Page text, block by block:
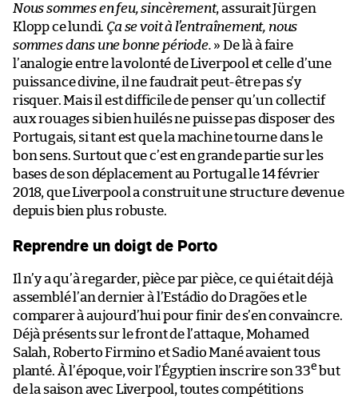
Nous sommes en feu, sincèrement, assurait Jürgen
Klopp ce lundi. Ça se voit à l’entraînement, nous
sommes dans une bonne période. » De là à faire
l’analogie entre la volonté de Liverpool et celle d’une
puissance divine, il ne faudrait peut-être pas s’y
risquer. Mais il est difficile de penser qu’un collectif
aux rouages si bien huilés ne puisse pas disposer des
Portugais, si tant est que la machine tourne dans le
bon sens. Surtout que c’est en grande partie sur les
bases de son déplacement au Portugal le 14 février
2018, que Liverpool a construit une structure devenue
depuis bien plus robuste.
Reprendre un doigt de Porto
Il n’y a qu’à regarder, pièce par pièce, ce qui était déjà
assemblé l’an dernier à l’Estádio do Dragões et le
comparer à aujourd’hui pour finir de s’en convaincre.
Déjà présents sur le front de l’attaque, Mohamed
Salah, Roberto Firmino et Sadio Mané avaient tous
planté. À l’époque, voir l’Égyptien inscrire son 33e but
de la saison avec Liverpool, toutes compétitions